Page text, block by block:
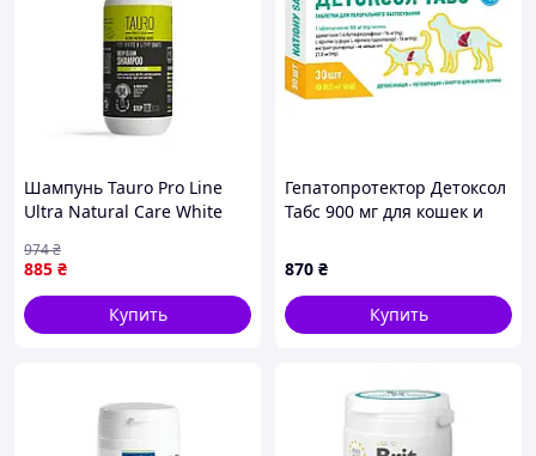
Шампунь Tauro Pro Line
Ultra Natural Care White
для глубокой очистки
шерсти и кожи собак и
кошек с белой
885 ₴
974₴
Купить
Гепатопротектор Детоксол
Табс 900 мг для кошек и
животного) при
патологиях печени и
желчевыводящих путей
870 ₴
Купить